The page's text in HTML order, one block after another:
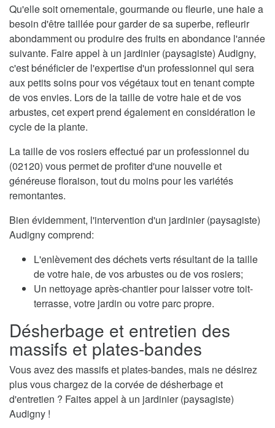
Qu'elle soit ornementale, gourmande ou fleurie, une haie a
besoin d'être taillée pour garder de sa superbe, refleurir
abondamment ou produire des fruits en abondance l'année
suivante. Faire appel à un jardinier (paysagiste) Audigny,
c'est bénéficier de l'expertise d'un professionnel qui sera
aux petits soins pour vos végétaux tout en tenant compte
de vos envies. Lors de la taille de votre haie et de vos
arbustes, cet expert prend également en considération le
cycle de la plante.
La taille de vos rosiers effectué par un professionnel du
(02120) vous permet de profiter d'une nouvelle et
généreuse floraison, tout du moins pour les variétés
remontantes.
Bien évidemment, l'intervention d'un jardinier (paysagiste)
Audigny comprend:
L'enlèvement des déchets verts résultant de la taille
de votre haie, de vos arbustes ou de vos rosiers;
Un nettoyage après-chantier pour laisser votre toit-
terrasse, votre jardin ou votre parc propre.
Désherbage et entretien des
massifs et plates-bandes
Vous avez des massifs et plates-bandes, mais ne désirez
plus vous chargez de la corvée de désherbage et
d'entretien ? Faites appel à un jardinier (paysagiste)
Audigny !